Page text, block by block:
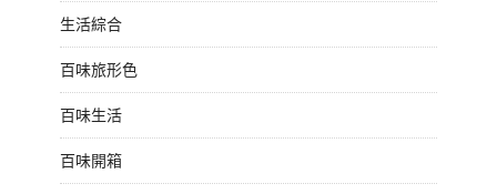
生活綜合
百味旅形色
百味生活
百味開箱